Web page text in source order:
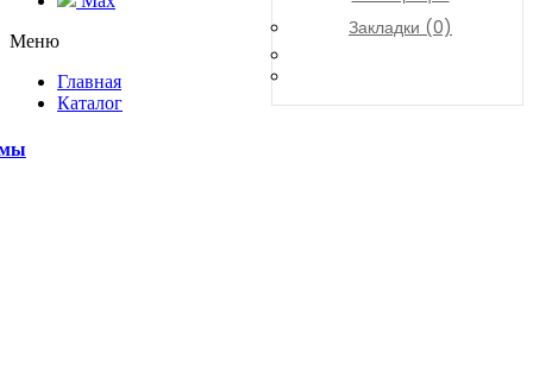
Меню
Главная
Каталог
Закладки (0)